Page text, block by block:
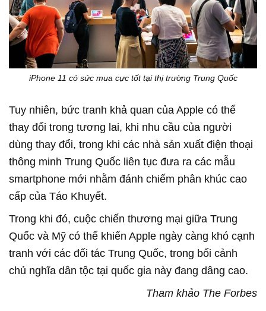
iPhone 11 có sức mua cực tốt tại thị trường Trung Quốc
Tuy nhiên, bức tranh khả quan của Apple có thể
thay đổi trong tương lai, khi nhu cầu của người
dùng thay đổi, trong khi các nhà sản xuất điện thoại
thông minh Trung Quốc liên tục đưa ra các mẫu
smartphone mới nhằm đánh chiếm phân khúc cao
cấp của Táo Khuyết.
Trong khi đó, cuộc chiến thương mại giữa Trung
Quốc và Mỹ có thể khiến Apple ngày càng khó cạnh
tranh với các đối tác Trung Quốc, trong bối cảnh
chủ nghĩa dân tộc tại quốc gia này đang dâng cao.
Tham khảo The Forbes